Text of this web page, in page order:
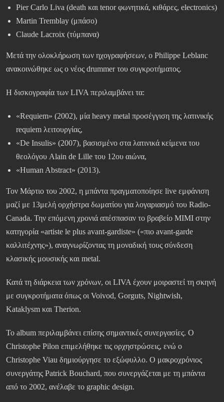
Pier Carlo Liva (death και tenor φωνητικά, κιθάρες, electronics)
Martin Tremblay (μπάσο)
Claude Lacroix (τύμπανα)
Μετά την ολοκλήρωση των ηχογραφήσεων, ο Philippe Leblanc
ανακοινώθηκε ως ο νέος drummer του συγκροτήματος.
Η δισκογραφία των LIVA περιλαμβάνει τα:
«Requiem» (2002), μία heavy metal προσέγγιση της λατινικής
requiem λειτουργίας,
«De Insulis» (2007), βασισμένο στα λατινικά κείμενα του
θεολόγου Alain de Lille του 12ου αιώνα,
«Human Abstract» (2013).
Τον Μάρτιο του 2002, η μπάντα πραγματοποίησε live εμφάνιση
μαζί με 13μελή ορχήστρα δωματίου για λογαριασμό του Radio-
Canada. Την επόμενη χρονιά απέσπασαν το βραβείο MIMI στην
κατηγορία «artiste le plus avant-gardiste» («πιο avant-garde
καλλιτέχνης»), αναγνωρίζοντας τη μοναδική τους σύνδεση
κλασικής μουσικής και metal.
Κατά τη διάρκεια των χρόνων, οι LIVA έχουν μοιραστεί τη σκηνή
με συγκροτήματα όπως οι Voivod, Gorguts, Nightwish,
Kataklysm και Therion.
Το album περιλαμβάνει επίσης σημαντικές συνεργασίες. Ο
Christophe Pilon επιμελήθηκε τις ορχηστρώσεις, ενώ ο
Christophe Viau δημιούργησε το εξώφυλλο. Ο μακροχρόνιος
συνεργάτης Patrick Bouchard, που συνεργάζεται με τη μπάντα
από το 2002, ανέλαβε το graphic design.